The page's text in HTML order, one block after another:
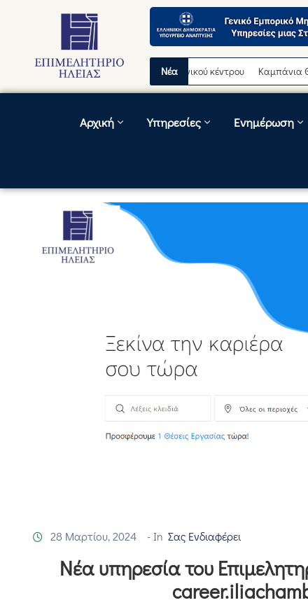
Νέα
διακοπή λειτουργίας τηλεφωνικού κέντρου Καμπάνια
Αρχική Υπηρεσίες Ενημέρωση
28 Μαρτίου, 2024 - In Σας Ενδιαφέρει
Νέα υπηρεσία του